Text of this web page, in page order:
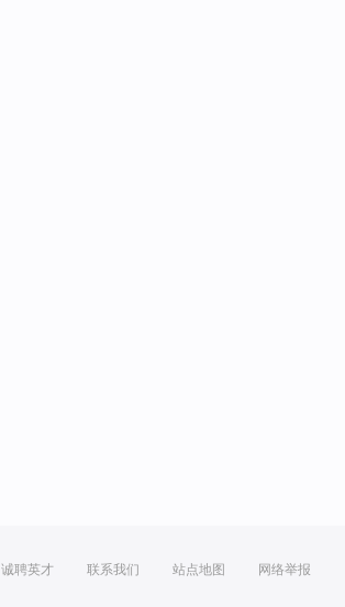
诚聘英才 联系我们 站点地图 网络举报